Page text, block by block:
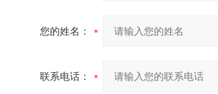
您的姓名：
联系电话：